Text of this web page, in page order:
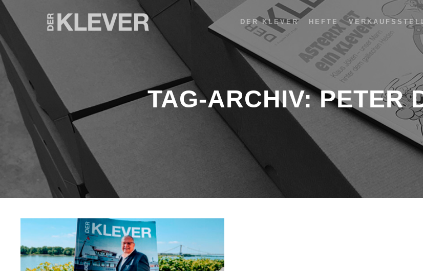
DER KLEVER HEFTE
TAG-ARCHIV:PETER